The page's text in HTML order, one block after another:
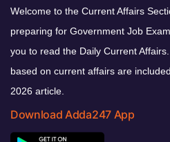
Welcome to the Current Affairs
preparing for Government Job
you to read the Daily Current
based on current affairs are
2026 article.
Download Adda247 App